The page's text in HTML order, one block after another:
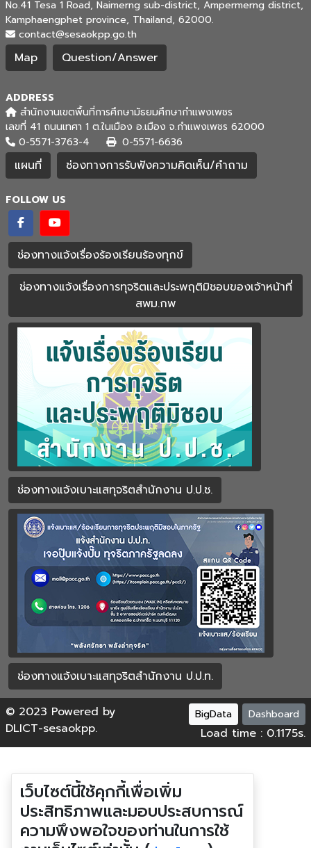
เว็บไซต์นี้ใช้คุกกี้เพื่อเพิ่ม
ประสิทธิภาพและมอบประสบการณ์
ความพึงพอใจของท่านในการใช้
No.41 Tesa 1 Road, Naimerng sub-district, Ampermerng district,
Kamphaengphet province, Thailand, 62000.
contact@sesaokpp.go.th
Map Question/Answer
ADDRESS
สำนักงานเขตพื้นที่การศึกษามัธยมศึกษากำแพงเพชร
เลขที่ 41 ถนนเทศา 1 ต.ในเมือง อ.เมือง จ.กำแพงเพชร 62000
0-5571-3763-4
0-5571-6636
แผนที่ ช่องทางการรับฟังความคิดเห็น/คำถาม
FOLLOW US
ช่องทางแจ้งเรื่องร้องเรียนร้องทุกข์
ช่องทางแจ้งเรื่องการทุจริตและประพฤติมิชอบของเจ้าหน้าที่
สพม.กพ
ช่องทางแจ้งเบาะแสทุจริตสำนักงาน ป.ป.ช.
ช่องทางแจ้งเบาะแสทุจริตสำนักงาน ป.ป.ท.
© 2023 Powered by
DLICT-sesaokpp.
BigData Dashboard
Load time : 0.1175s.